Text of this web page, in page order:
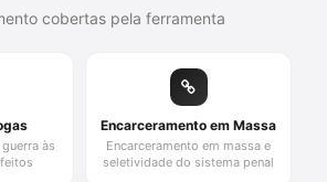
cobertas pela ferramenta
às
Encarceramento em Massa
Encarceramento em massa e
seletividade do sistema penal